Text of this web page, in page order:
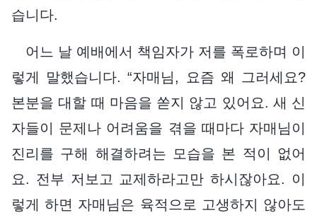
습니다.
어느 날 예배에서 책임자가 저를 폭로하며 이
렇게 말했습니다. “자매님, 요즘 왜 그러세요?
본분을 대할 때 마음을 쏟지 않고 있어요. 새 신
자들이 문제나 어려움을 겪을 때마다 자매님이
진리를 구해 해결하려는 모습을 본 적이 없어
요. 전부 저보고 교제하라고만 하시잖아요. 이
렇게 하면 자매님은 육적으로 고생하지 않아도